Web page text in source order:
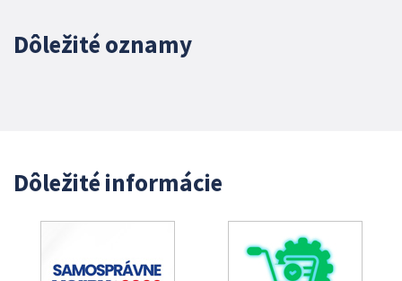
Dôležité oznamy
Dôležité informácie